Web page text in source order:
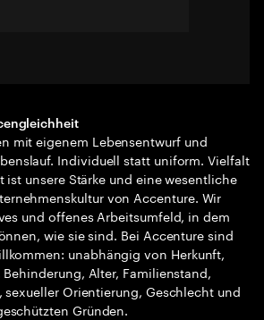
mit eigenem Lebensentwurf und
Individuell statt uniform. Vielfalt
ist unsere Stärke und eine wesentliche
von Accenture. Wir
und offenes Arbeitsumfeld, in dem
wie sie sind. Bei Accenture sind
unabhängig von Herkunft,
Alter, Familienstand,
sexueller Orientierung, Geschlecht und
Gründen.